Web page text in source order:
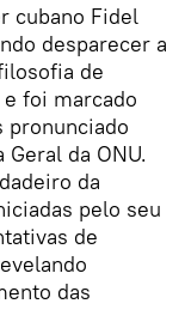
cubano Fidel
desparecer a
de
foi marcado
pronunciado
da ONU.
da
pelo seu
de
das